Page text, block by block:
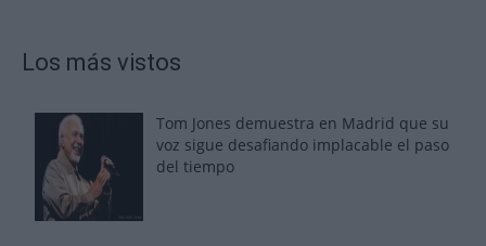
Los más vistos
Tom Jones demuestra en Madrid que su
voz sigue desafiando implacable el paso
del tiempo